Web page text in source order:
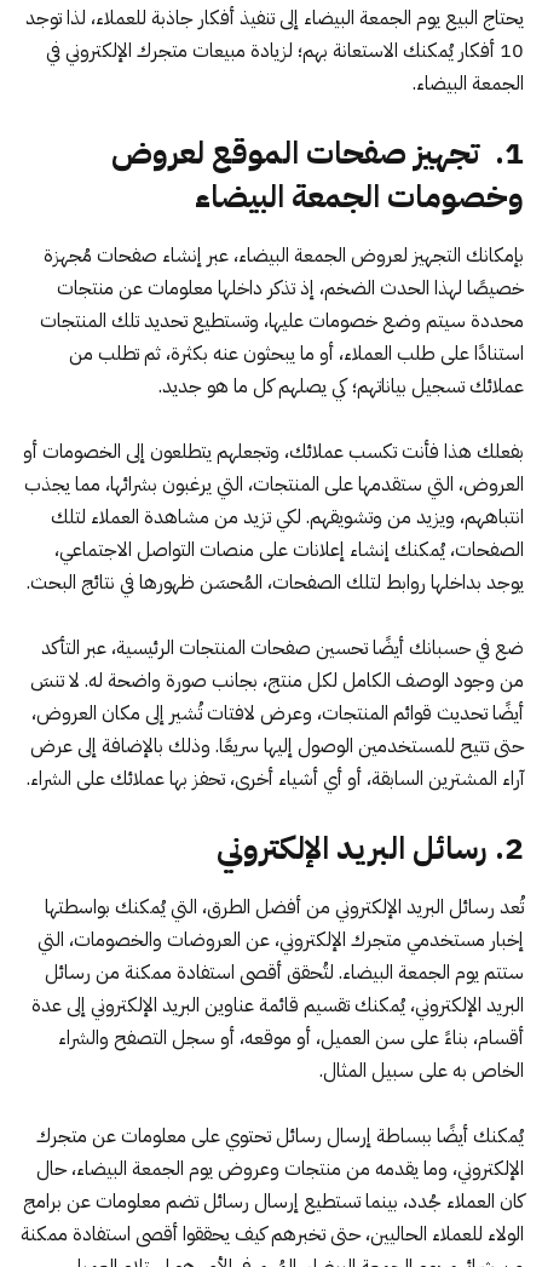
يحتاج البيع يوم الجمعة البيضاء إلى تنفيذ أفكار جاذبة للعملاء، لذا توجد
10 أفكار يُمكنك الاستعانة بهم؛ لزيادة مبيعات متجرك الإلكتروني في
الجمعة البيضاء.
1. تجهيز صفحات الموقع لعروض
وخصومات الجمعة البيضاء
بإمكانك التجهيز لعروض الجمعة البيضاء، عبر إنشاء صفحات مُجهزة
خصيصًا لهذا الحدث الضخم، إذ تذكر داخلها معلومات عن منتجات
محددة سيتم وضع خصومات عليها، وتستطيع تحديد تلك المنتجات
استنادًا على طلب العملاء، أو ما يبحثون عنه بكثرة، ثم تطلب من
عملائك تسجيل بياناتهم؛ كي يصلهم كل ما هو جديد.
بفعلك هذا فأنت تكسب عملائك، وتجعلهم يتطلعون إلى الخصومات أو
العروض، التي ستقدمها على المنتجات، التي يرغبون بشرائها، مما يجذب
انتباههم، ويزيد من وتشويقهم. لكي تزيد من مشاهدة العملاء لتلك
الصفحات، يُمكنك إنشاء إعلانات على منصات التواصل الاجتماعي،
يوجد بداخلها روابط لتلك الصفحات، المُحسَن ظهورها في نتائج البحث.
ضع في حسبانك أيضًا تحسين صفحات المنتجات الرئيسية، عبر التأكد
من وجود الوصف الكامل لكل منتج، بجانب صورة واضحة له. لا تنسَ
أيضًا تحديث قوائم المنتجات، وعرض لافتات تُشير إلى مكان العروض،
حتى تتيح للمستخدمين الوصول إليها سريعًا. وذلك بالإضافة إلى عرض
آراء المشترين السابقة، أو أي أشياء أخرى، تحفز بها عملائك على الشراء.
2. رسائل البريد الإلكتروني
تُعد رسائل البريد الإلكتروني من أفضل الطرق، التي يُمكنك بواسطتها
إخبار مستخدمي متجرك الإلكتروني، عن العروضات والخصومات، التي
ستتم يوم الجمعة البيضاء. لتُحقق أقصى استفادة ممكنة من رسائل
البريد الإلكتروني، يُمكنك تقسيم قائمة عناوين البريد الإلكتروني إلى عدة
أقسام، بناءً على سن العميل، أو موقعه، أو سجل التصفح والشراء
الخاص به على سبيل المثال.
يُمكنك أيضًا ببساطة إرسال رسائل تحتوي على معلومات عن متجرك
الإلكتروني، وما يقدمه من منتجات وعروض يوم الجمعة البيضاء، حال
كان العملاء جُدد، بينما تستطيع إرسال رسائل تضم معلومات عن برامج
الولاء للعملاء الحاليين، حتى تخبرهم كيف يحققوا أقصى استفادة ممكنة